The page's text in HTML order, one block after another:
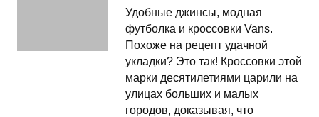
Удобные джинсы, модная
футболка и кроссовки Vans.
Похоже на рецепт удачной
укладки? Это так! Кроссовки этой
марки десятилетиями царили на
улицах больших и малых
городов, доказывая, что